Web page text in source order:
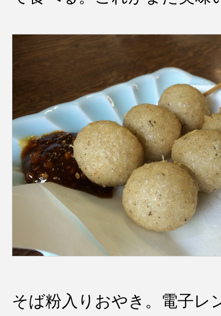
そば粉入りおやき。電子レ